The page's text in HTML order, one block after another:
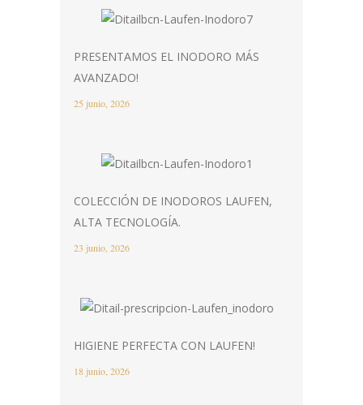
PRESENTAMOS EL INODORO MÁS
AVANZADO!
25 junio, 2026
COLECCIÓN DE INODOROS LAUFEN,
ALTA TECNOLOGÍA.
23 junio, 2026
HIGIENE PERFECTA CON LAUFEN!
18 junio, 2026